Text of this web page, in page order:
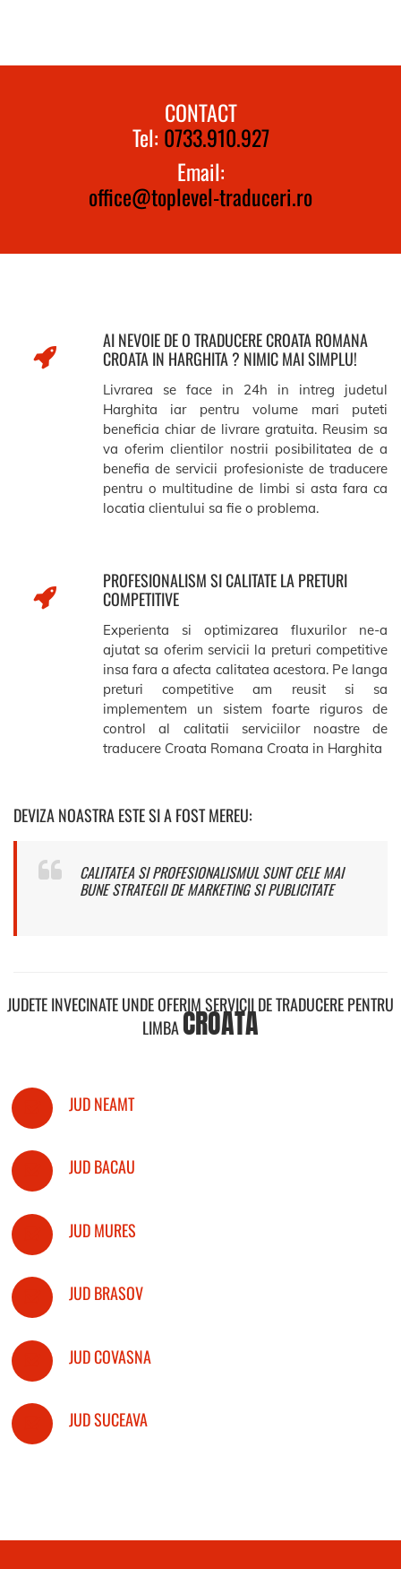
CONTACT
Tel: 0733.910.927
Email:
office@toplevel-traduceri.ro
AI NEVOIE DE O TRADUCERE CROATA ROMANA
CROATA IN HARGHITA ? NIMIC MAI SIMPLU!
Livrarea se face in 24h in intreg judetul
Harghita iar pentru volume mari puteti
beneficia chiar de livrare gratuita. Reusim sa
va oferim clientilor nostrii posibilitatea de a
benefia de servicii profesioniste de traducere
pentru o multitudine de limbi si asta fara ca
locatia clientului sa fie o problema.
PROFESIONALISM SI CALITATE LA PRETURI
COMPETITIVE
Experienta si optimizarea fluxurilor ne-a
ajutat sa oferim servicii la preturi competitive
insa fara a afecta calitatea acestora. Pe langa
preturi competitive am reusit si sa
implementem un sistem foarte riguros de
control al calitatii serviciilor noastre de
traducere Croata Romana Croata in Harghita
DEVIZA NOASTRA ESTE SI A FOST MEREU:
CALITATEA SI PROFESIONALISMUL SUNT CELE MAI
BUNE STRATEGII DE MARKETING SI PUBLICITATE
JUDETE INVECINATE UNDE OFERIM SERVICII DE TRADUCERE PENTRU
LIMBACROATA
JUD NEAMT
JUD BACAU
JUD MURES
JUD BRASOV
JUD COVASNA
JUD SUCEAVA